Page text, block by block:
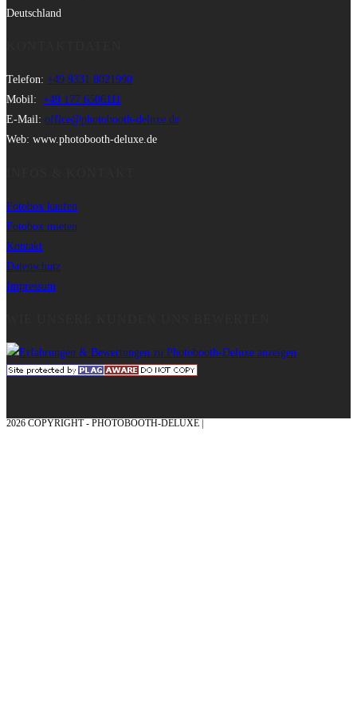
Deutschland
Telefon: +49 9331 8021990
Mobil: +49 177 6506111
E-Mail: office@photobooth-deluxe.de
Web: www.photobooth-deluxe.de
Fotobox kaufen
Fotobox mieten
Kontakt
Datenschutz
Impressum
2026 COPYRIGHT - PHOTOBOOTH-DELUXE |